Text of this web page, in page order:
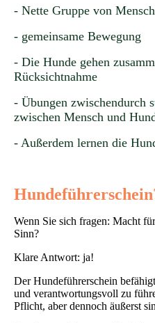
- Nette Gruppe von
- gemeinsame Bewegung
- Die Hunde gehen
Rücksichtnahme
- Übungen zwischendurch
zwischen Mensch und
- Außerdem lernen die
Wenn Sie sich fragen: Macht
Sinn?
Klare Antwort: ja!
Der Hundeführerschein
und verantwortungsvoll zu
Pflicht, aber dennoch äußerst